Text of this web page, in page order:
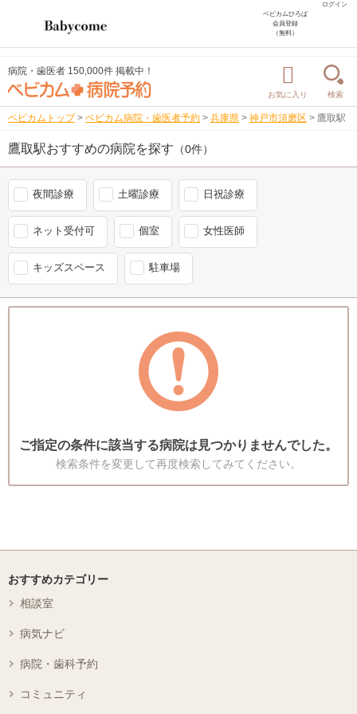
ログイン
ベビカムひろば
会員登録
（無料）
病院・歯医者 150,000件 掲載中！
お気に入り 検索
ベビカムトップ > ベビカム病院・歯医者予約 > 兵庫県 > 神戸市須磨区 > 鷹取駅
鷹取駅おすすめの病院を探す （0件）
夜間診療 土曜診療 日祝診療
ネット受付可 個室 女性医師
キッズスペース 駐車場
ご指定の条件に該当する病院は見つかりませんでした。
検索条件を変更して再度検索してみてください。
おすすめカテゴリー
相談室
病気ナビ
病院・歯科予約
コミュニティ